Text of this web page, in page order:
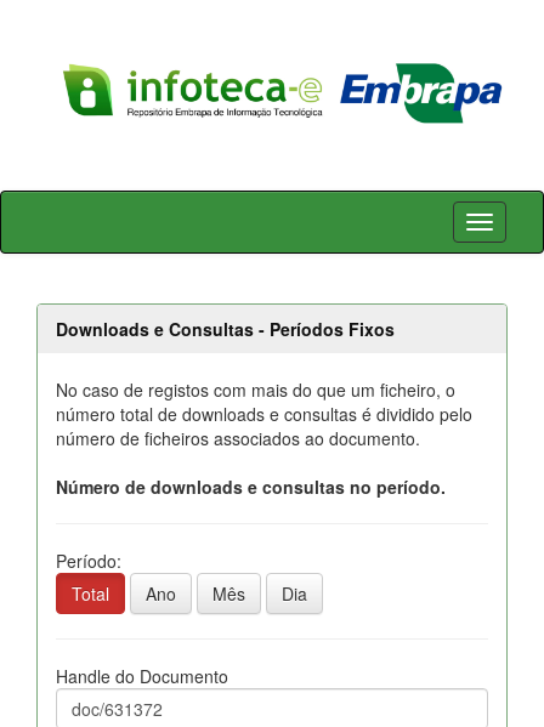
Skip
Downloads e Consultas - Períodos Fixos
No caso de registos com mais do que um ficheiro, o
número total de downloads e consultas é dividido pelo
número de ficheiros associados ao documento.
Número de downloads e consultas no período.
Período:
Total
Ano Mês Dia
Handle do Documento